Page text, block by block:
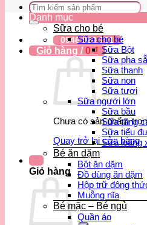
Tìm
kiếm:
0946 990 791
Giỏ hàng / 0₫
Chưa có sản phẩm
Quay trở lại cửa hàng
Giỏ hàng
Danh mục
Sữa cho bé
Sữa cho bé
Sữa Bột
Sữa pha
Sữa thanh
Sữa non
Sữa tươi
Sữa người lớn
Sữa bầu
Sữa tăng
Sữa tiểu
Sữa loãng
Bé ăn dặm
Bột ăn dặm
Đồ dùng ăn dặm
Hộp trữ đông
Muỗng nĩa
Bé mặc – Bé ngủ
Quần áo